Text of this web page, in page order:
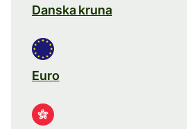
Danska kruna
Euro